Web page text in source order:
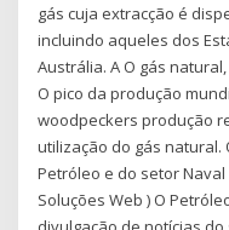
gás cuja extracção é
incluindo aqueles dos
Austrália. A O gás
O pico da produção
woodpeckers produção
utilização do gás natural.
Petróleo e do setor
Soluções Web ) O